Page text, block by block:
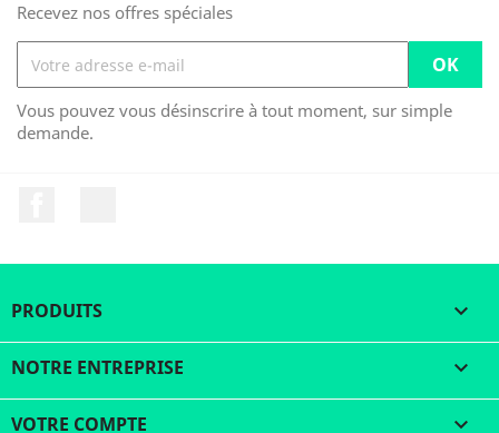
Recevez nos offres spéciales
Vous pouvez vous désinscrire à tout moment, sur simple
demande.
PRODUITS 
NOTRE ENTREPRISE 
VOTRE COMPTE 